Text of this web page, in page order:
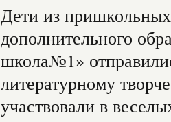
Дети из
дополнительного
школа№1»
литературному
участвовали в